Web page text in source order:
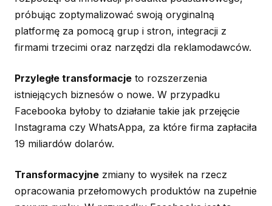
próbując zoptymalizować swoją oryginalną
platformę za pomocą grup i stron, integracji z
firmami trzecimi oraz narzędzi dla reklamodawców.
Przyległe transformacje to rozszerzenia
istniejących biznesów o nowe. W przypadku
Facebooka byłoby to działanie takie jak przejęcie
Instagrama czy WhatsAppa, za które firma zapłaciła
19 miliardów dolarów.
Transformacyjne zmiany to wysiłek na rzecz
opracowania przełomowych produktów na zupełnie